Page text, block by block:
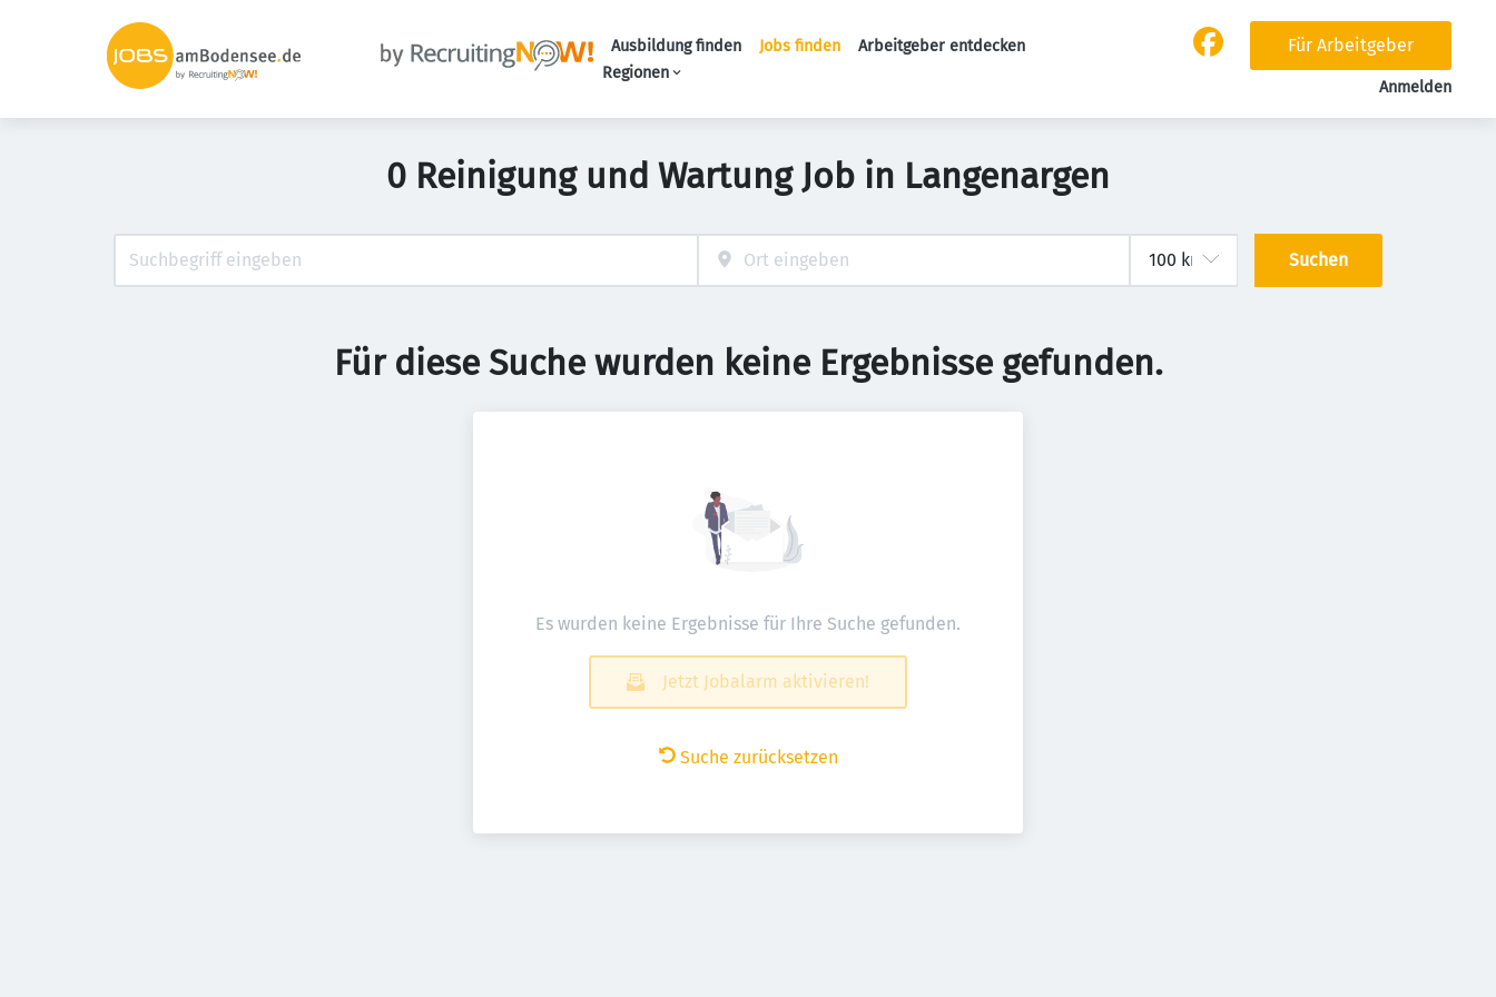
Ausbildung finden Jobs finden
Arbeitgeber entdecken
Regionen
Für Arbeitgeber
Anmelden
0 Reinigung und Wartung Job in Langenargen
Suchen
Für diese Suche wurden keine Ergebnisse gefunden.
Es wurden keine Ergebnisse für Ihre Suche gefunden.
Jetzt Jobalarm aktivieren!
Suche zurücksetzen